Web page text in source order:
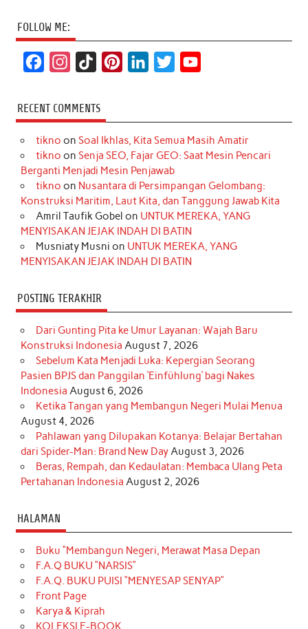
FOLLOW ME:
c
e
b
o
k
s
t
a
r
a
m
k
T
o
k
t
e
e
s
t
k
e
d
I
n
t
t
r
T
u
e
RECENT COMMENTS
tikno on Soal Ikhlas, Kita Semua Masih Amatir
tikno on Senja SEO, Fajar GEO: Saat Mesin Pencari
Berganti Menjadi Mesin Penjawab
tikno on Nusantara di Persimpangan Gelombang:
Konstruksi Maritim, Laut Kita, dan Tanggung Jawab Kita
Amril Taufik Gobel on UNTUK MEREKA, YANG
MENYISAKAN JEJAK INDAH DI BATIN
Musniaty Musni on UNTUK MEREKA, YANG
MENYISAKAN JEJAK INDAH DI BATIN
POSTING TERAKHIR
Dari Gunting Pita ke Umur Layanan: Wajah Baru
Konstruksi Indonesia August 7, 2026
Sebelum Kata Menjadi Luka: Kepergian Seorang
Pasien BPJS dan Panggilan ‘Einfühlung’ bagi Nakes
Indonesia August 6, 2026
Ketika Tangan yang Membangun Negeri Mulai Menua
August 4, 2026
Pahlawan yang Dilupakan Kotanya: Belajar Bertahan
dari Spider-Man: Brand New DayAugust 3, 2026
Beras, Rempah, dan Kedaulatan: Membaca Ulang Peta
Pertahanan Indonesia August 2, 2026
HALAMAN
Buku “Membangun Negeri, Merawat Masa Depan
F.A.Q BUKU “NARSIS”
F.A.Q. BUKU PUISI “MENYESAP SENYAP”
Front Page
Karya & Kiprah